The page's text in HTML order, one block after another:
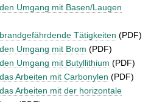
Umgang mit Basen/Laugen
Tätigkeiten (PDF)
Umgang mit Brom (PDF)
Umgang mit Butyllithium (PDF)
Arbeiten mit Carbonylen (PDF)
Arbeiten mit der horizontale